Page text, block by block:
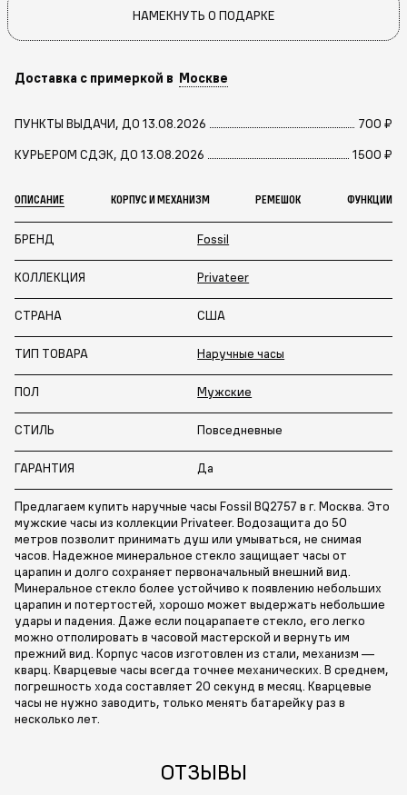
НАМЕКНУТЬ О ПОДАРКЕ
Доставка с примеркой в Москве
ПУНКТЫ ВЫДАЧИ, ДО 13.08.2026
700 ₽
КУРЬЕРОМ СДЭК, ДО 13.08.2026
1500 ₽
ОПИСАНИЕ КОРПУС И МЕХАНИЗМ РЕМЕШОК ФУНКЦИИ
БРЕНД Fossil
КОЛЛЕКЦИЯ Privateer
СТРАНА США
ТИП ТОВАРА Наручные часы
ПОЛ Мужские
СТИЛЬ Повседневные
ГАРАНТИЯ Да
Предлагаем купить наручные часы Fossil BQ2757 в г. Москва. Это
мужские часы из коллекции Privateer. Водозащита до 50
метров позволит принимать душ или умываться, не снимая
часов. Надежное минеральное стекло защищает часы от
царапин и долго сохраняет первоначальный внешний вид.
Минеральное стекло более устойчиво к появлению небольших
царапин и потертостей, хорошо может выдержать небольшие
удары и падения. Даже если поцарапаете стекло, его легко
можно отполировать в часовой мастерской и вернуть им
прежний вид. Корпус часов изготовлен из стали, механизм —
кварц. Кварцевые часы всегда точнее механических. В среднем,
погрешность хода составляет 20 секунд в месяц. Кварцевые
часы не нужно заводить, только менять батарейку раз в
несколько лет.
ОТЗЫВЫ